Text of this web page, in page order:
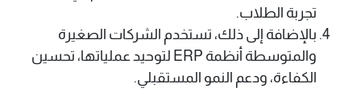
تجربة الطلاب.
بالإضافة إلى ذلك، تستخدم الشركات الصغيرة
والمتوسطة أنظمة ERP لتوحيد عملياتها، تحسين
الكفاءة، ودعم النمو المستقبلي.